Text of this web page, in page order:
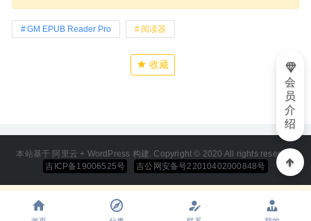
GM EPUB Reader Pro 阅读器
收藏
本站基于 阿里云 + WordPress 构建. Copyright © 2020 All rights reserved
吉ICP备19006525号
吉公网安备号22010402000848号
会
员
介
绍